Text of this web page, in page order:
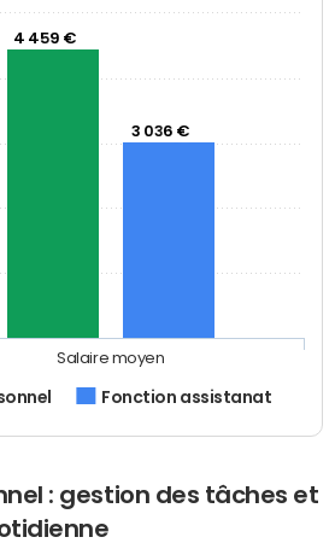
4 459 €
3 036 €
Fonction assistanat
Salaire moyen
: gestion des tâches et